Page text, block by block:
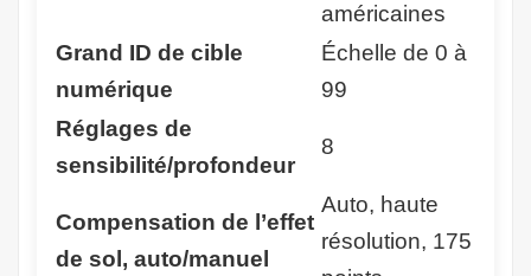
américaines
Grand ID de cible
numérique
Échelle de 0 à
99
Réglages de
sensibilité/profondeur
8
Compensation de l’effet
de sol, auto/manuel
Auto, haute
résolution, 175